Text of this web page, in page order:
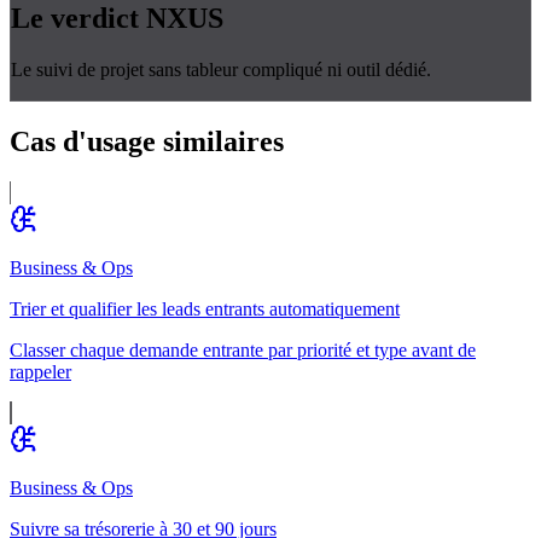
Le verdict NXUS
Le suivi de projet sans tableur compliqué ni outil dédié.
Cas d'usage similaires
Business & Ops
Trier et qualifier les leads entrants automatiquement
Classer chaque demande entrante par priorité et type avant de
rappeler
Business & Ops
Suivre sa trésorerie à 30 et 90 jours